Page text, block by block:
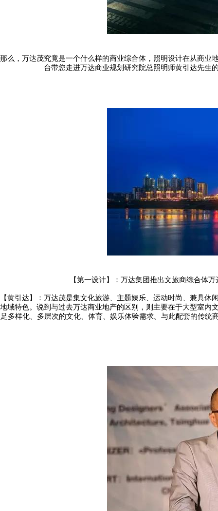
那么，万达茂究竟是一个什么样的商业综合体，照明设计在从商
台带您走进万达商业规划研究院总照明师黄引达先生
【第一设计】：万达集团推出文旅商综合体
【黄引达】：万达茂是集文化旅游、主题娱乐、运动时尚、兼具
地域特色。说到与过去万达商业地产的区别，则主要在于大型室
足多样化、多层次的文化、体育、娱乐体验需求。与此配套的传